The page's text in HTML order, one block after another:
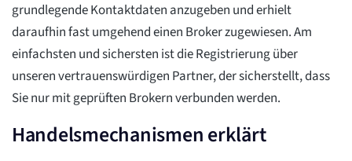
grundlegende Kontaktdaten anzugeben und erhielt
daraufhin fast umgehend einen Broker zugewiesen. Am
einfachsten und sichersten ist die Registrierung über
unseren vertrauenswürdigen Partner, der sicherstellt, dass
Sie nur mit geprüften Brokern verbunden werden.
Handelsmechanismen erklärt